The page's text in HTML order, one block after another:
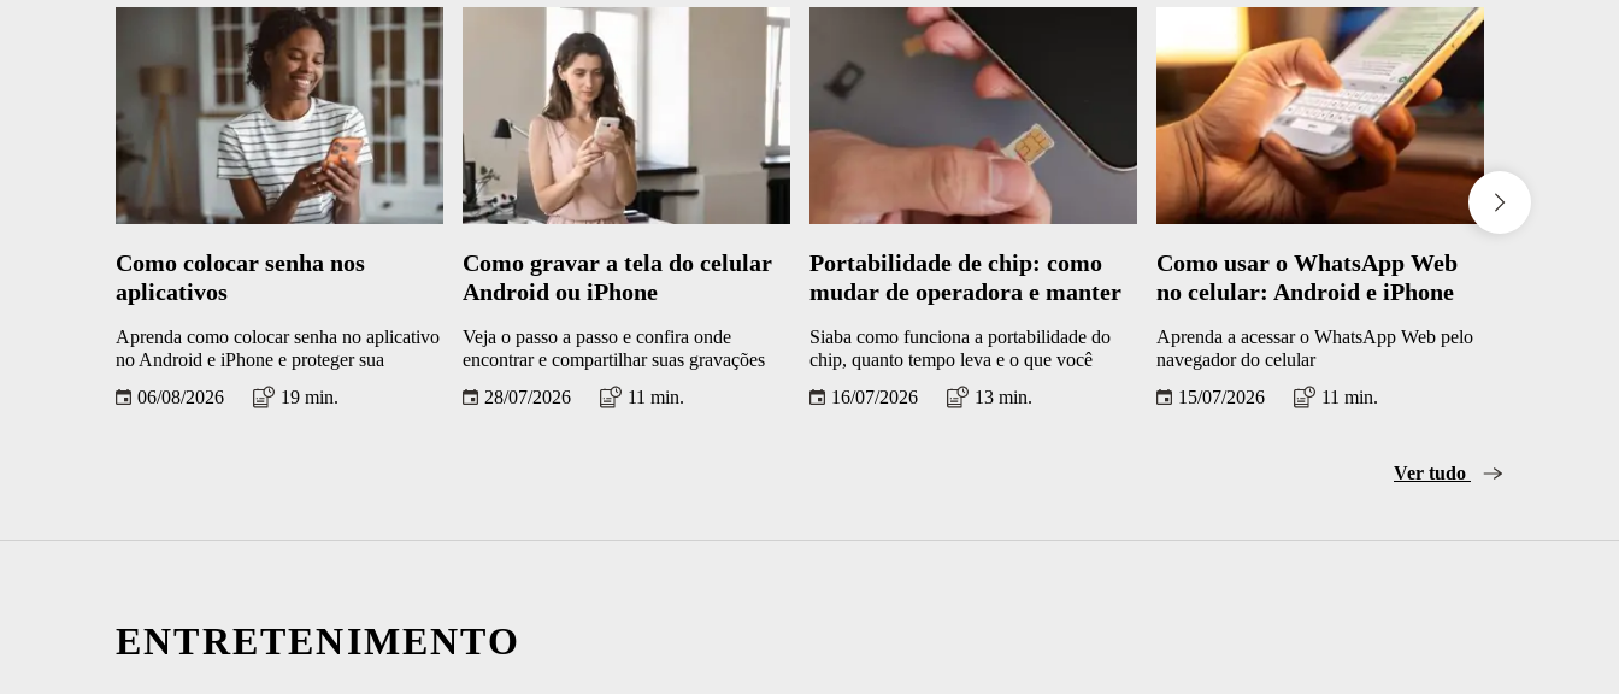
Como colocar senha nos
aplicativos
Aprenda como colocar senha no aplicativo
no Android e iPhone e proteger sua
06/08/2026 19 min.
Como gravar a tela do celular
Android ou iPhone
Veja o passo a passo e confira onde
encontrar e compartilhar suas gravações
28/07/2026
11 min.
Portabilidade de chip: como
mudar de operadora e manter
Siaba como funciona a portabilidade do
chip, quanto tempo leva e o que você
16/07/2026 13 min.
Como usar o WhatsApp Web
no celular: Android e iPhone
Aprenda a acessar o WhatsApp Web pelo
navegador do celular
15/07/2026
11 min.
Ver tudo
ENTRETENIMENTO